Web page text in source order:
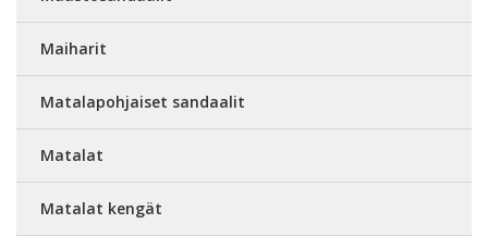
Maiharit
Matalapohjaiset sandaalit
Matalat
Matalat kengät